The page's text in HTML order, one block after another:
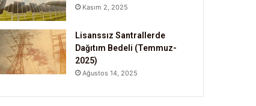
Kasım 2, 2025
Lisanssız Santrallerde
Dağıtım Bedeli (Temmuz-
2025)
Ağustos 14, 2025